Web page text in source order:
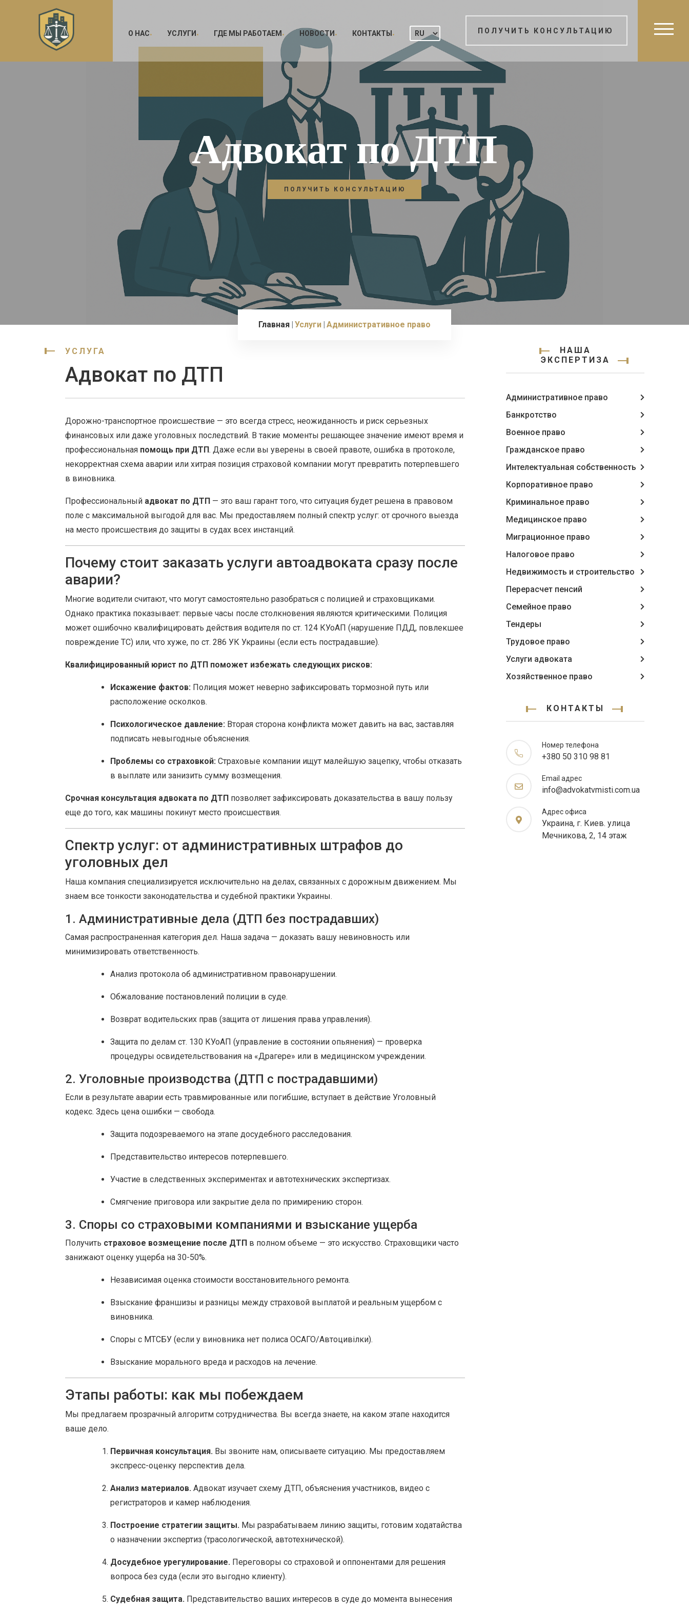
О НАС УСЛУГИ ГДЕ МЫ РАБОТАЕМ НОВОСТИ КОНТАКТЫ ПОЛУЧИТЬ КОНСУЛЬТАЦИЮ
Адвокат по ДТП
ПОЛУЧИТЬ КОНСУЛЬТАЦИЮ
Главная Услуги Административное право
УСЛУГА
Адвокат по ДТП
Дорожно-транспортное происшествие — это всегда стресс, неожиданность и риск серьезных
финансовых или даже уголовных последствий. В такие моменты решающее значение имеют время и
профессиональная помощь при ДТП. Даже если вы уверены в своей правоте, ошибка в протоколе,
некорректная схема аварии или хитрая позиция страховой компании могут превратить потерпевшего
в виновника.
Профессиональный адвокат по ДТП — это ваш гарант того, что ситуация будет решена в правовом
поле с максимальной выгодой для вас. Мы предоставляем полный спектр услуг: от срочного выезда
на место происшествия до защиты в судах всех инстанций.
Почему стоит заказать услуги автоадвоката сразу после
аварии?
Многие водители считают, что могут самостоятельно разобраться с полицией и страховщиками.
Однако практика показывает: первые часы после столкновения являются критическими. Полиция
может ошибочно квалифицировать действия водителя по ст. 124 КУоАП (нарушение ПДД, повлекшее
повреждение ТС) или, что хуже, по ст. 286 УК Украины (если есть пострадавшие).
Квалифицированный юрист по ДТП поможет избежать следующих рисков:
Искажение фактов: Полиция может неверно зафиксировать тормозной путь или
расположение осколков.
Психологическое давление: Вторая сторона конфликта может давить на вас, заставляя
подписать невыгодные объяснения.
Проблемы со страховкой: Страховые компании ищут малейшую зацепку, чтобы отказать
в выплате или занизить сумму возмещения.
Срочная консультация адвоката по ДТП позволяет зафиксировать доказательства в вашу пользу
еще до того, как машины покинут место происшествия.
Спектр услуг: от административных штрафов до
уголовных дел
Наша компания специализируется исключительно на делах, связанных с дорожным движением. Мы
знаем все тонкости законодательства и судебной практики Украины.
1. Административные дела (ДТП без пострадавших)
Самая распространенная категория дел. Наша задача — доказать вашу невиновность или
минимизировать ответственность.
Анализ протокола об административном правонарушении.
Обжалование постановлений полиции в суде.
Возврат водительских прав (защита от лишения права управления).
Защита по делам ст. 130 КУоАП (управление в состоянии опьянения) — проверка
процедуры освидетельствования на «Драгере» или в медицинском учреждении.
2. Уголовные производства (ДТП с пострадавшими)
Если в результате аварии есть травмированные или погибшие, вступает в действие Уголовный
кодекс. Здесь цена ошибки — свобода.
Защита подозреваемого на этапе досудебного расследования.
Представительство интересов потерпевшего.
Участие в следственных экспериментах и автотехнических экспертизах.
Смягчение приговора или закрытие дела по примирению сторон.
3. Споры со страховыми компаниями и взыскание ущерба
Получить страховое возмещение после ДТП в полном объеме — это искусство. Страховщики часто
занижают оценку ущерба на 30-50%.
Независимая оценка стоимости восстановительного ремонта.
Взыскание франшизы и разницы между страховой выплатой и реальным ущербом с
виновника.
Споры с МТСБУ (если у виновника нет полиса ОСАГО/Автоцивілки).
Взыскание морального вреда и расходов на лечение.
Этапы работы: как мы побеждаем
Мы предлагаем прозрачный алгоритм сотрудничества. Вы всегда знаете, на каком этапе находится
ваше дело.
Первичная консультация. Вы звоните нам, описываете ситуацию. Мы предоставляем
экспресс-оценку перспектив дела.
Анализ материалов. Адвокат изучает схему ДТП, объяснения участников, видео с
регистраторов и камер наблюдения.
Построение стратегии защиты. Мы разрабатываем линию защиты, готовим ходатайства
о назначении экспертиз (трасологической, автотехнической).
Досудебное урегулирование. Переговоры со страховой и оппонентами для решения
вопроса без суда (если это выгодно клиенту).
Судебная защита. Представительство ваших интересов в суде до момента вынесения
НАША
ЭКСПЕРТИЗА
Административное право
Банкротство
Военное право
Гражданское право
Интелектуальная собственность
Корпоративное право
Криминальное право
Медицинское право
Миграционное право
Налоговое право
Недвижимость и строительство
Перерасчет пенсий
Семейное право
Тендеры
Трудовое право
Услуги адвоката
Хозяйственное право
КОНТАКТЫ
Номер телефона
+380 50 310 98 81
Email адрес
info@advokatvmisti.com.ua
Адрес офиса
Украина, г. Киев. улица
Мечникова, 2, 14 этаж